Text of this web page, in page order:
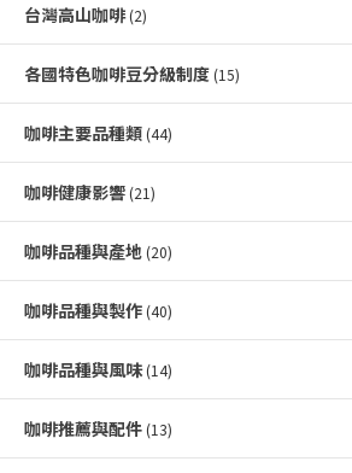
台灣高山咖啡(2)
各國特色咖啡豆分級制度 (15)
咖啡主要品種類 (44)
咖啡健康影響 (21)
咖啡品種與產地 (20)
咖啡品種與製作 (40)
咖啡品種與風味(14)
咖啡推薦與配件 (13)